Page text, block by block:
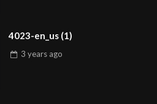
4023-en_us (1)
3 years ago